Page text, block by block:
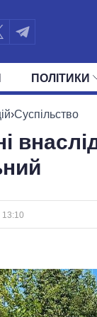
ПОЛIТИКИ
ПРЕЗИДЕНТ І ОФІС
›Суспільство
13:10